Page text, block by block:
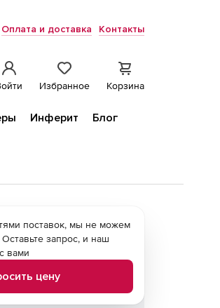
Оплата и доставка Контакты
Избранное Корзина
Инферит
Блог
поставок, мы не можем
запрос, и наш
вами
цену